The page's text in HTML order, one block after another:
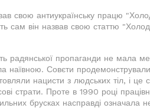
свою антиукраїнську працю
сам він назвав свою статтю
радянської пропаганди не мала
наївною. Совєти
нацисти з людських тіл, і це
страти. Проте в 1990 році
брусках насправді означала